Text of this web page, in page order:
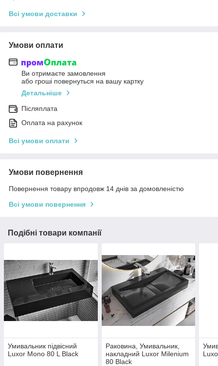
Всі умови доставки
Умови оплати
Ви отримаєте замовлення
або гроші повернуться на вашу картку
Детальніше
Післяплата
Оплата на рахунок
Всі умови оплати
Умови повернення
Повернення товару впродовж 14 днів за домовленістю
Всі умови повернення
Подібні товари компанії
Умивальник підвісний
Luxor Mono 80 L Black
Раковина, Умивальник,
накладний Luxor Milenium
80 Black